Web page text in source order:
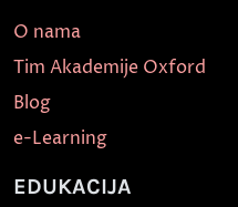
O nama
Tim Akademije Oxford
Blog
e-Learning
EDUKACIJA